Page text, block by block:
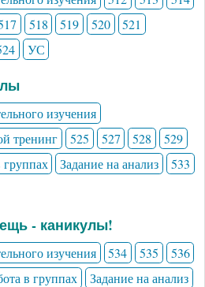
518 519 520
521
УС
изучения
тренинг 525 527 528
529
группах Задание на анализ
533
- каникулы!
изучения 534 535
536
в группах
Задание на анализ